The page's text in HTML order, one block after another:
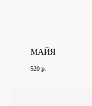
МАЙЯ
520 р.